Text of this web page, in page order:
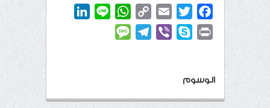
Facebook
Twitter
Email
Copy
Link
WhatsApp
Line
Print
Skype
Viber
Telegram
الوسوم